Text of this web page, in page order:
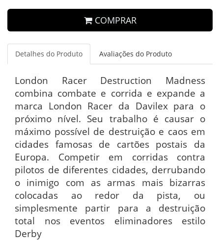
COMPRAR
Detalhes do Produto Avaliações do Produto
London Racer Destruction Madness
combina combate e corrida e expande a
marca London Racer da Davilex para o
próximo nível. Seu trabalho é causar o
máximo possível de destruição e caos em
cidades famosas de cartões postais da
Europa. Competir em corridas contra
pilotos de diferentes cidades, derrubando
o inimigo com as armas mais bizarras
colocadas ao redor da pista, ou
simplesmente partir para a destruição
total nos eventos eliminadores estilo
Derby